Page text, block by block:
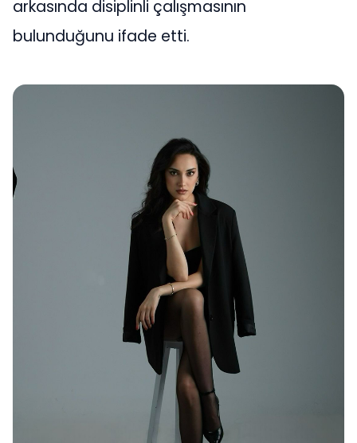
arkasında disiplinli çalışmasının
bulunduğunu ifade etti.